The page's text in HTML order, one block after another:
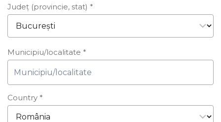
Județ (provincie, stat) *
Municipiu/localitate *
Country *